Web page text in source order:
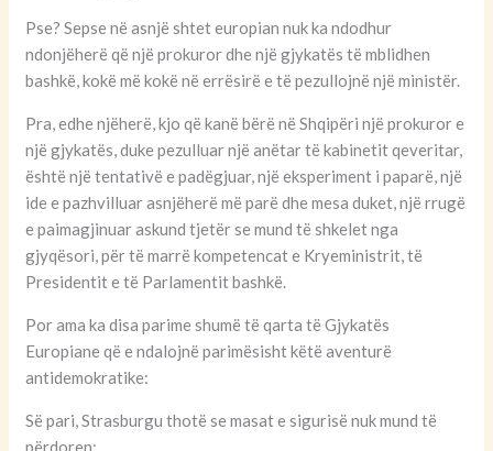
Pse? Sepse në asnjë shtet europian nuk ka ndodhur
ndonjëherë që një prokuror dhe një gjykatës të mblidhen
bashkë, kokë më kokë në errësirë e të pezullojnë një ministër.
Pra, edhe njëherë, kjo që kanë bërë në Shqipëri një prokuror e
një gjykatës, duke pezulluar një anëtar të kabinetit qeveritar,
është një tentativë e padëgjuar, një eksperiment i paparë, një
ide e pazhvilluar asnjëherë më parë dhe mesa duket, një rrugë
e paimagjinuar askund tjetër se mund të shkelet nga
gjyqësori, për të marrë kompetencat e Kryeministrit, të
Presidentit e të Parlamentit bashkë.
Por ama ka disa parime shumë të qarta të Gjykatës
Europiane që e ndalojnë parimësisht këtë aventurë
antidemokratike:
Së pari, Strasburgu thotë se masat e sigurisë nuk mund të